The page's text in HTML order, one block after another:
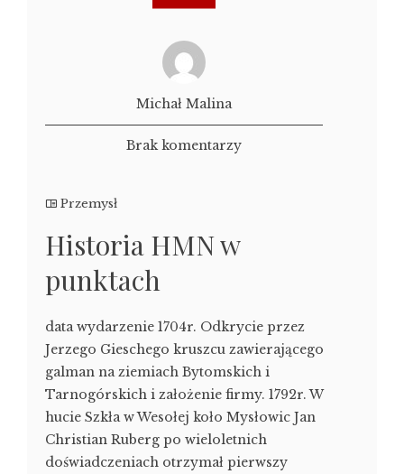
Michał Malina
Brak komentarzy
Przemysł
Historia HMN w
punktach
data wydarzenie 1704r. Odkrycie przez
Jerzego Gieschego kruszcu zawierającego
galman na ziemiach Bytomskich i
Tarnogórskich i założenie firmy. 1792r. W
hucie Szkła w Wesołej koło Mysłowic Jan
Christian Ruberg po wieloletnich
doświadczeniach otrzymał pierwszy